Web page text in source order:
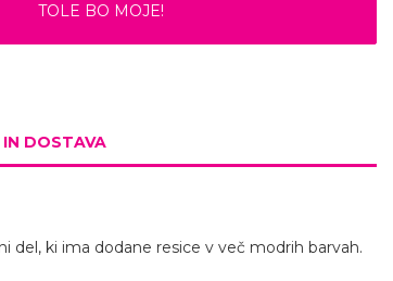
TOLE BO MOJE!
DOSTAVA
del, ki ima dodane resice v več modrih barvah.